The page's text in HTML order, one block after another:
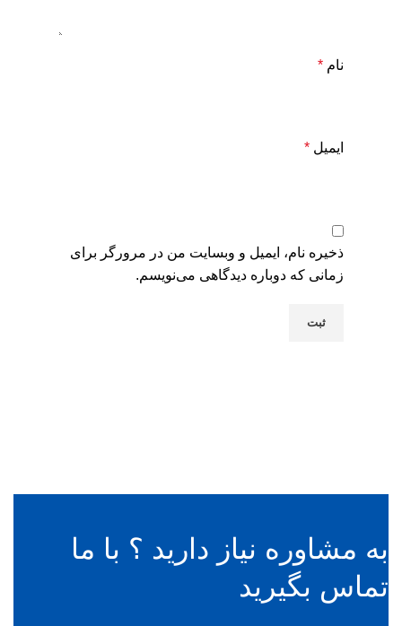
نام *
ایمیل *
ذخیره نام، ایمیل و وبسایت من در مرورگر برای
زمانی که دوباره دیدگاهی می‌نویسم.
به مشاوره نیاز دارید ؟ با ما
تماس بگیرید